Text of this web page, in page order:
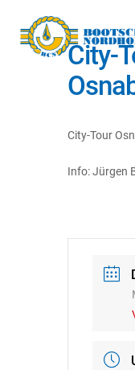
City-
City-Tour
Info: Jürgen